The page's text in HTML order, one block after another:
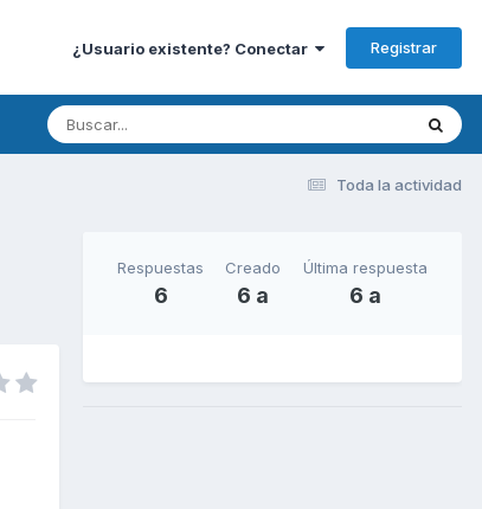
¿Usuario existente? Conectar Registrar
Toda la actividad
Respuestas
6
Creado
6 a
Última respuesta
6 a